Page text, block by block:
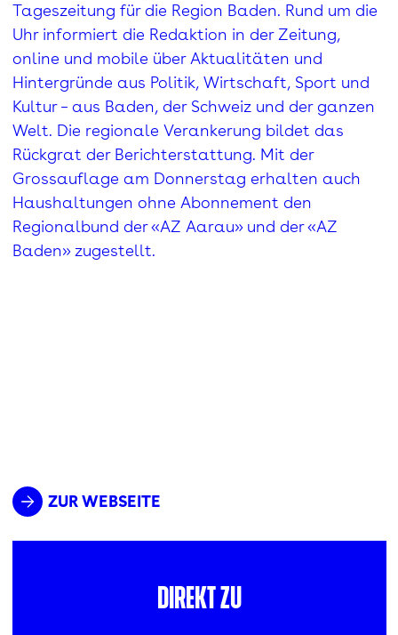
Tageszeitung für die Region Baden. Rund um die
Uhr informiert die Redaktion in der Zeitung,
online und mobile über Aktualitäten und
Hintergründe aus Politik, Wirtschaft, Sport und
Kultur – aus Baden, der Schweiz und der ganzen
Welt. Die regionale Verankerung bildet das
Rückgrat der Berichterstattung. Mit der
Grossauflage am Donnerstag erhalten auch
Haushaltungen ohne Abonnement den
Regionalbund der «AZ Aarau» und der «AZ
Baden» zugestellt.
ZUR WEBSEITE
Direkt zu